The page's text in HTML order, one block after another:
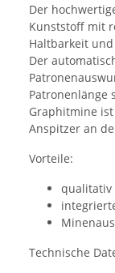
Der
Kunststoff mit
Haltbarkeit
Der
Patronenlänge
Graphitmine
Anspitzer an
Vorteile:
qualitativ
Technische